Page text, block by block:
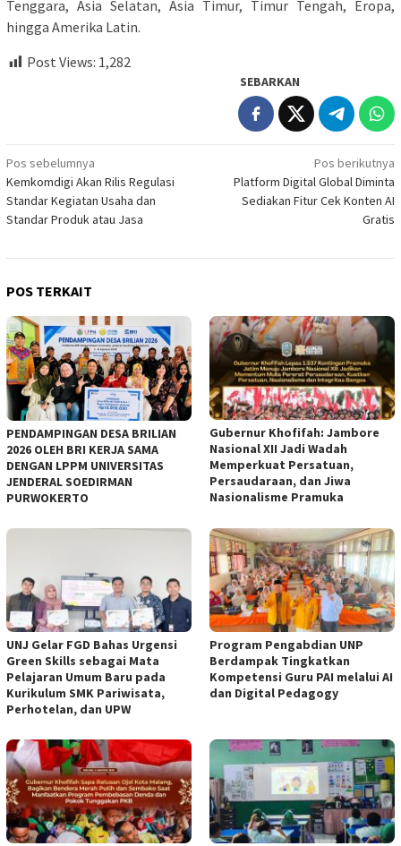
Tenggara, Asia Selatan, Asia Timur, Timur Tengah, Eropa,
hingga Amerika Latin.
Post Views: 1,282
SEBARKAN
Navigasi
pos
Pos sebelumnya
Kemkomdigi Akan Rilis Regulasi
Standar Kegiatan Usaha dan
Standar Produk atau Jasa
Pos berikutnya
Platform Digital Global Diminta
Sediakan Fitur Cek Konten AI
Gratis
POS TERKAIT
PENDAMPINGAN DESA BRILIAN
2026 OLEH BRI KERJA SAMA
DENGAN LPPM UNIVERSITAS
JENDERAL SOEDIRMAN
PURWOKERTO
Gubernur Khofifah: Jambore
Nasional XII Jadi Wadah
Memperkuat Persatuan,
Persaudaraan, dan Jiwa
Nasionalisme Pramuka
UNJ Gelar FGD Bahas Urgensi
Green Skills sebagai Mata
Pelajaran Umum Baru pada
Kurikulum SMK Pariwisata,
Perhotelan, dan UPW
Program Pengabdian UNP
Berdampak Tingkatkan
Kompetensi Guru PAI melalui AI
dan Digital Pedagogy